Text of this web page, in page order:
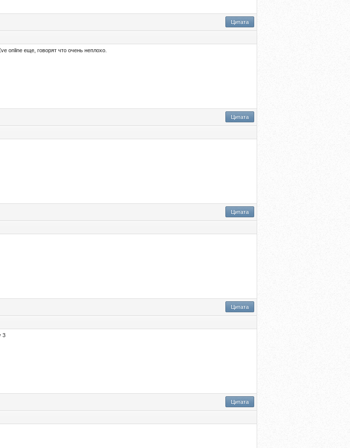
Цитата
online еще, говорят что очень неплохо.
Цитата
Цитата
Цитата
3
Цитата